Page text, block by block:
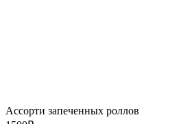
Ассорти запеченных роллов